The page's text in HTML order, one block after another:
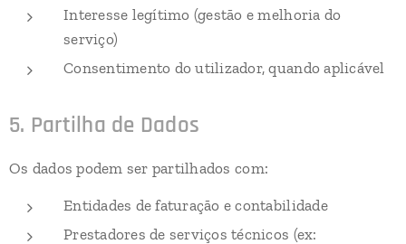
Interesse legítimo (gestão e melhoria do
serviço)
Consentimento do utilizador, quando aplicável
5. Partilha de Dados
Os dados podem ser partilhados com:
Entidades de faturação e contabilidade
Prestadores de serviços técnicos (ex: